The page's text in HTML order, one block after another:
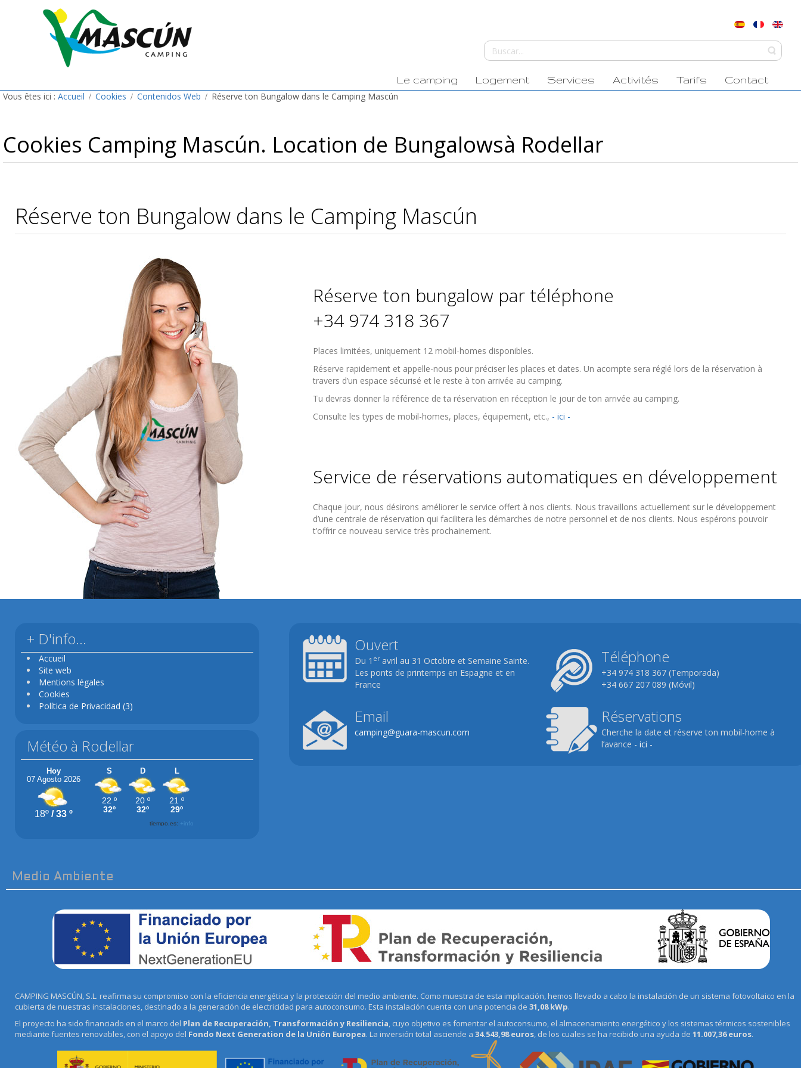
Le camping Logement Services Activités Tarifs
Contact
Vous êtes ici : Accueil Cookies Contenidos Web Réserve ton Bungalow dans le Camping Mascún
Cookies Camping Mascún. Location de Bungalowsà Rodellar
Réserve ton Bungalow dans le Camping Mascún
Réserve ton bungalow par téléphone
+34 974 318 367
Places limitées, uniquement 12 mobil-homes disponibles.
Réserve rapidement et appelle-nous pour préciser les places et dates. Un acompte sera réglé lors de la réservation à
travers d’un espace sécurisé et le reste à ton arrivée au camping.
Tu devras donner la référence de ta réservation en réception le jour de ton arrivée au camping.
Consulte les types de mobil-homes, places, équipement, etc., - ici -
Service de réservations automatiques en développement
Chaque jour, nous désirons améliorer le service offert à nos clients. Nous travaillons actuellement sur le développement
d’une centrale de réservation qui facilitera les démarches de notre personnel et de nos clients. Nous espérons pouvoir
t’offrir ce nouveau service très prochainement.
+ D'info…
Accueil
Site web
Mentions légales
Cookies
Política de Privacidad (3)
Météo à Rodellar
Ouvert
Du 1 eravril au 31 Octobre et Semaine Sainte.
Les ponts de printemps en Espagne et en
France
Téléphone
+34 974 318 367 (Temporada)
+34 667 207 089 (Móvil)
Email
camping@guara-mascun.com
Réservations
Cherche la date et réserve ton mobil-home à
l’avance - ici -
Medio Ambiente
CAMPING MASCÚN, S.L. reafirma su compromiso con la eficiencia energética y la protección del medio ambiente. Como muestra de esta implicación, hemos llevado a cabo la instalación de un sistema fotovoltaico en la
cubierta de nuestras instalaciones, destinado a la generación de electricidad para autoconsumo. Esta instalación cuenta con una potencia de 31,08 kWp.
El proyecto ha sido financiado en el marco del Plan de Recuperación, Transformación y Resiliencia, cuyo objetivo es fomentar el autoconsumo, el almacenamiento energético y los sistemas térmicos sostenibles
mediante fuentes renovables, con el apoyo del Fondo Next Generation de la Unión Europea. La inversión total asciende a 34.543,98 euros, de los cuales se ha recibido una ayuda de 11.007,36 euros.